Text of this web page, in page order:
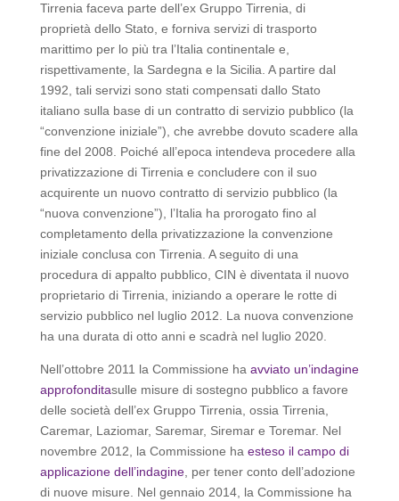
Tirrenia faceva parte dell’ex Gruppo Tirrenia, di
proprietà dello Stato, e forniva servizi di trasporto
marittimo per lo più tra l’Italia continentale e,
rispettivamente, la Sardegna e la Sicilia. A partire dal
1992, tali servizi sono stati compensati dallo Stato
italiano sulla base di un contratto di servizio pubblico (la
“convenzione iniziale”), che avrebbe dovuto scadere alla
fine del 2008. Poiché all’epoca intendeva procedere alla
privatizzazione di Tirrenia e concludere con il suo
acquirente un nuovo contratto di servizio pubblico (la
“nuova convenzione”), l’Italia ha prorogato fino al
completamento della privatizzazione la convenzione
iniziale conclusa con Tirrenia. A seguito di una
procedura di appalto pubblico, CIN è diventata il nuovo
proprietario di Tirrenia, iniziando a operare le rotte di
servizio pubblico nel luglio 2012. La nuova convenzione
ha una durata di otto anni e scadrà nel luglio 2020.
Nell’ottobre 2011 la Commissione ha avviato un’indagine
approfonditasulle misure di sostegno pubblico a favore
delle società dell’ex Gruppo Tirrenia, ossia Tirrenia,
Caremar, Laziomar, Saremar, Siremar e Toremar. Nel
novembre 2012, la Commissione ha esteso il campo di
applicazione dell’indagine, per tener conto dell’adozione
di nuove misure. Nel gennaio 2014, la Commissione ha